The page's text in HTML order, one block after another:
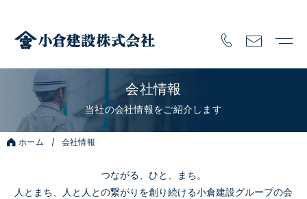
会社情報
当社の会社情報をご紹介します
ホーム 会社情報
つながる、ひと、まち。
人とまち、人と人との繋がりを創り続ける小倉建設グループの会